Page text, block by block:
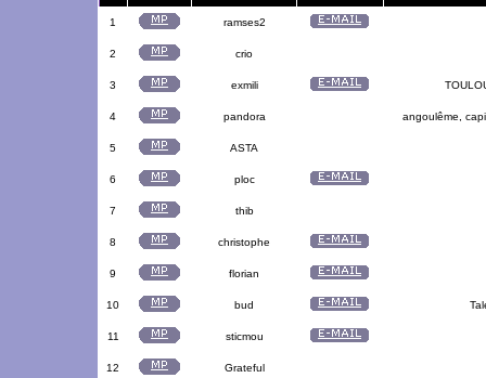
1 ramses2
2 crio
3 exmili
4 pandora angoulême,
5 ASTA
6 ploc
7 thib
8 christophe
9 florian
10 bud
11 sticmou
12 Grateful